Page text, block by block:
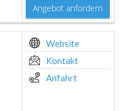
Angebot anfordern
Website
Kontakt
Anfahrt